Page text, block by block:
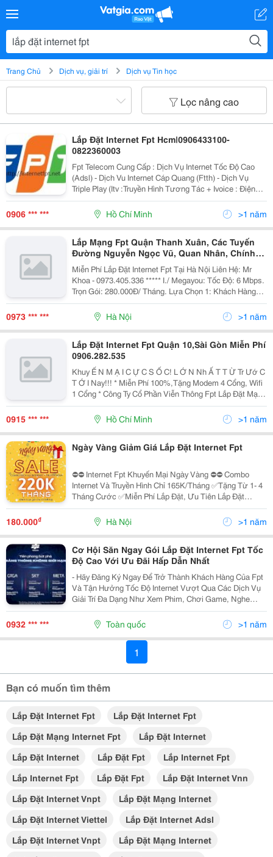
Trang Chủ Dịch vụ, giải trí Dịch vụ Tin học
Lọc nâng cao
Lắp Đặt Internet Fpt Hcm|0906433100-
0822360003
Fpt Telecom Cung Cấp : Dịch Vụ Internet Tốc Độ Cao
(Adsl) - Dịch Vu Internet Cáp Quang (Ftth) - Dịch Vụ
Triple Play (Itv :Truyền Hình Tương Tác + Ivoice : Điện
Thoại Cố Định Dùng Công Nghệ Ip) Đăng Ký Sữ Dụng
0906 *** *** Hồ Chí Minh >1 năm
Lắp Mạng Fpt Quận Thanh Xuân, Các Tuyến
Đường Nguyễn Ngọc Vũ, Quan Nhân, Chính
Kinh, Nguyễn Xiển,Cựu Lộc, Khương
Trung....liên Hệ: 0973.405.336
Miễn Phí Lắp Đặt Internet Fpt Tại Hà Nội Liên Hệ: Mr
Khoa - 0973.405.336 ***** I./ Megayou: Tốc Độ: 6 Mbps.
Trọn Gói: 280.000Đ/ Tháng. Lựa Chọn 1: Khách Hàng
Trả Sau Hàng Tháng: + Phí Đặt Cọc: 600.000 Vnđ. +
Tặng Modem 4 Cổng. + Trừ 30.000Đ/Tháng Tro
0973 *** *** Hà Nội >1 năm
Lắp Đặt Internet Fpt Quận 10,Sài Gòn Miễn Phí
0906.282.535
Khuy Ế N M Ạ I C Ự C S Ố C! L Ớ N Nh Ấ T T Ừ Tr Ướ C
T Ớ I Nay!!! * Miễn Phí 100%,Tặng Modem 4 Cổng, Wifi
1 Cổng * Công Ty Cổ Phần Viễn Thông Fpt Lắp Đặt Mạng
Fpt Miễn Phí 100% Triển Khai Nhanh Chuyên Nghiệp
Cam Kết Chậm Nhất 2 Ngày
0915 *** *** Hồ Chí Minh >1 năm
Ngày Vàng Giảm Giá Lắp Đặt Internet Fpt
⛔⛔ Internet Fpt Khuyến Mại Ngày Vàng ⛔⛔ Combo
Internet Và Truyền Hình Chỉ 165K/Tháng ✅Tặng Từ 1- 4
Tháng Cước ✅Miễn Phí Lắp Đặt, Ưu Tiên Lắp Đặt
Nhanh Trong 24H ✅Tặng Modem Wifi 4 Cổng, 2 Băng...
180.000₫ Hà Nội >1 năm
Cơ Hội Săn Ngay Gói Lắp Đặt Internet Fpt Tốc
Độ Cao Với Ưu Đãi Hấp Dẫn Nhất
- Hãy Đăng Ký Ngay Để Trở Thành Khách Hàng Của Fpt
Và Tận Hưởng Tốc Độ Internet Vượt Qua Các Dịch Vụ
Giải Trí Đa Dạng Như Xem Phim, Chơi Game, Nghe
Nhạc Và Làm Việc Trực Tuyến Một Cách Mượt Mà, Ổn
Định. - Không Chỉ Vậy, Với Chương Trình Khuyến...
0932 *** *** Toàn quốc >1 năm
1
Bạn có muốn tìm thêm
Lắp Đặt Internet Fpt
Lắp Đặt Internet Fpt
Lắp Đặt Mạng Internet Fpt
Lắp Đặt Internet
Lắp Đặt Internet
Lắp Đặt Fpt
Lắp Internet Fpt
Lắp Internet Fpt
Lắp Đặt Fpt
Lắp Đặt Internet Vnn
Lắp Đặt Internet Vnpt
Lắp Đặt Mạng Internet
Lắp Đặt Internet Viettel
Lắp Đặt Internet Adsl
Lắp Đặt Internet Vnpt
Lắp Đặt Mạng Internet